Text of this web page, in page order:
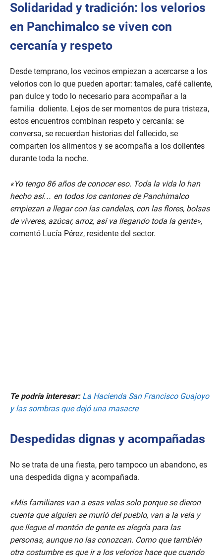
o
n
s
f
i
u
t
e
s
4
9
e
c
d
s
Solidaridad y tradición: los velorios
en Panchimalco se viven con
cercanía y respeto
Desde temprano, los vecinos empiezan a acercarse a los
velorios con lo que pueden aportar: tamales, café caliente,
pan dulce y todo lo necesario para acompañar a la
familia doliente. Lejos de ser momentos de pura tristeza,
estos encuentros combinan respeto y cercanía: se
conversa, se recuerdan historias del fallecido, se
comparten los alimentos y se acompaña a los dolientes
durante toda la noche.
«Yo tengo 86 años de conocer eso. Toda la vida lo han
hecho así… en todos los cantones de Panchimalco
empiezan a llegar con las candelas, con las flores, bolsas
de víveres, azúcar, arroz, así va llegando toda la gente»,
comentó Lucía Pérez, residente del sector.
Te podría interesar: La Hacienda San Francisco Guajoyo
y las sombras que dejó una masacre
Despedidas dignas y acompañadas
No se trata de una fiesta, pero tampoco un abandono, es
una despedida digna y acompañada.
«Mis familiares van a esas velas solo porque se dieron
cuenta que alguien se murió del pueblo, van a la vela y
que llegue el montón de gente es alegría para las
personas, aunque no las conozcan. Como que también
otra costumbre es que ir a los velorios hace que cuando